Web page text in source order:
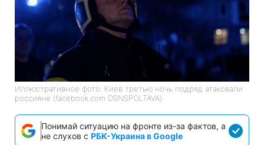
Иллюстративное фото: Киев третью ночь подряд атаковали
россияне (facebook.com DSNSPOLTAVA)
Понимай ситуацию на фронте из-за фактов, а
не слухов с РБК-Украина в Google